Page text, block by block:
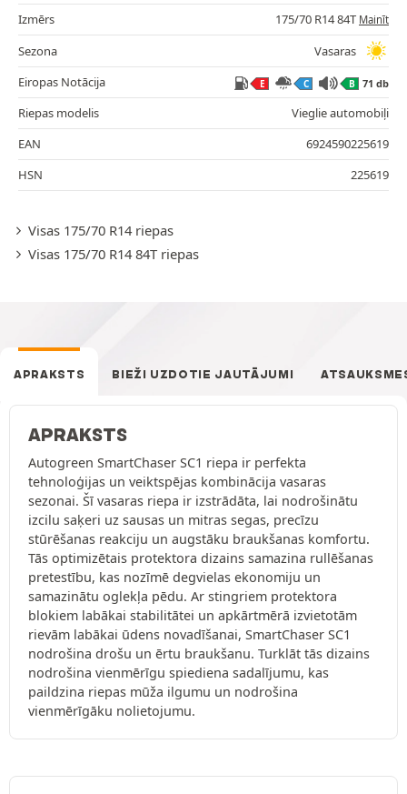
Izmērs
175/70 R14 84T Mainīt
Sezona
Vasaras
Eiropas Notācija
E C B 71 db
Riepas modelis
Vieglie automobiļi
EAN
6924590225619
HSN
225619
Visas 175/70 R14 riepas
Visas 175/70 R14 84T riepas
APRAKSTS BIEŽI UZDOTIE JAUTĀJUMI
APRAKSTS
Autogreen SmartChaser SC1 riepa ir perfekta
tehnoloģijas un veiktspējas kombinācija vasaras
sezonai. Šī vasaras riepa ir izstrādāta, lai nodrošinātu
izcilu saķeri uz sausas un mitras segas, precīzu
stūrēšanas reakciju un augstāku braukšanas komfortu.
Tās optimizētais protektora dizains samazina rullēšanas
pretestību, kas nozīmē degvielas ekonomiju un
samazinātu oglekļa pēdu. Ar stingriem protektora
blokiem labākai stabilitātei un apkārtmērā izvietotām
rievām labākai ūdens novadīšanai, SmartChaser SC1
nodrošina drošu un ērtu braukšanu. Turklāt tās dizains
nodrošina vienmērīgu spiediena sadalījumu, kas
paildzina riepas mūža ilgumu un nodrošina
vienmērīgāku nolietojumu.